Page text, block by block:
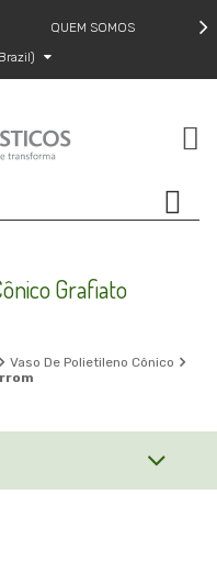
QUEM SOMOS
Grafiato
Vaso De Polietileno Cônico